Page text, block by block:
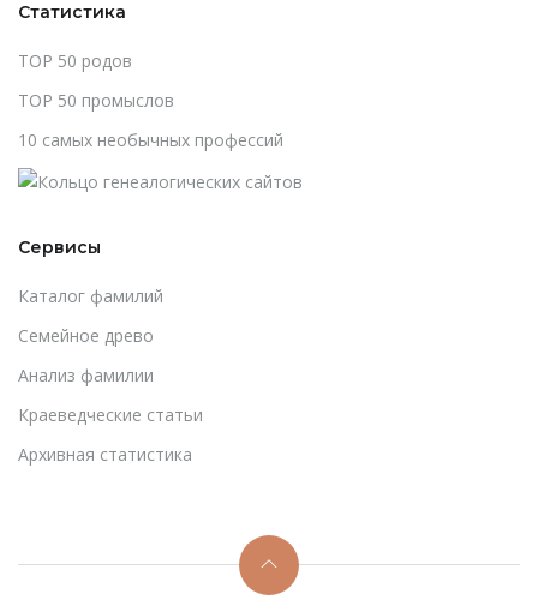
Статистика
TOP 50 родов
TOP 50 промыслов
10 самых необычных профессий
Сервисы
Каталог фамилий
Cемейное древо
Анализ фамилии
Краеведческие статьи
Архивная статистика